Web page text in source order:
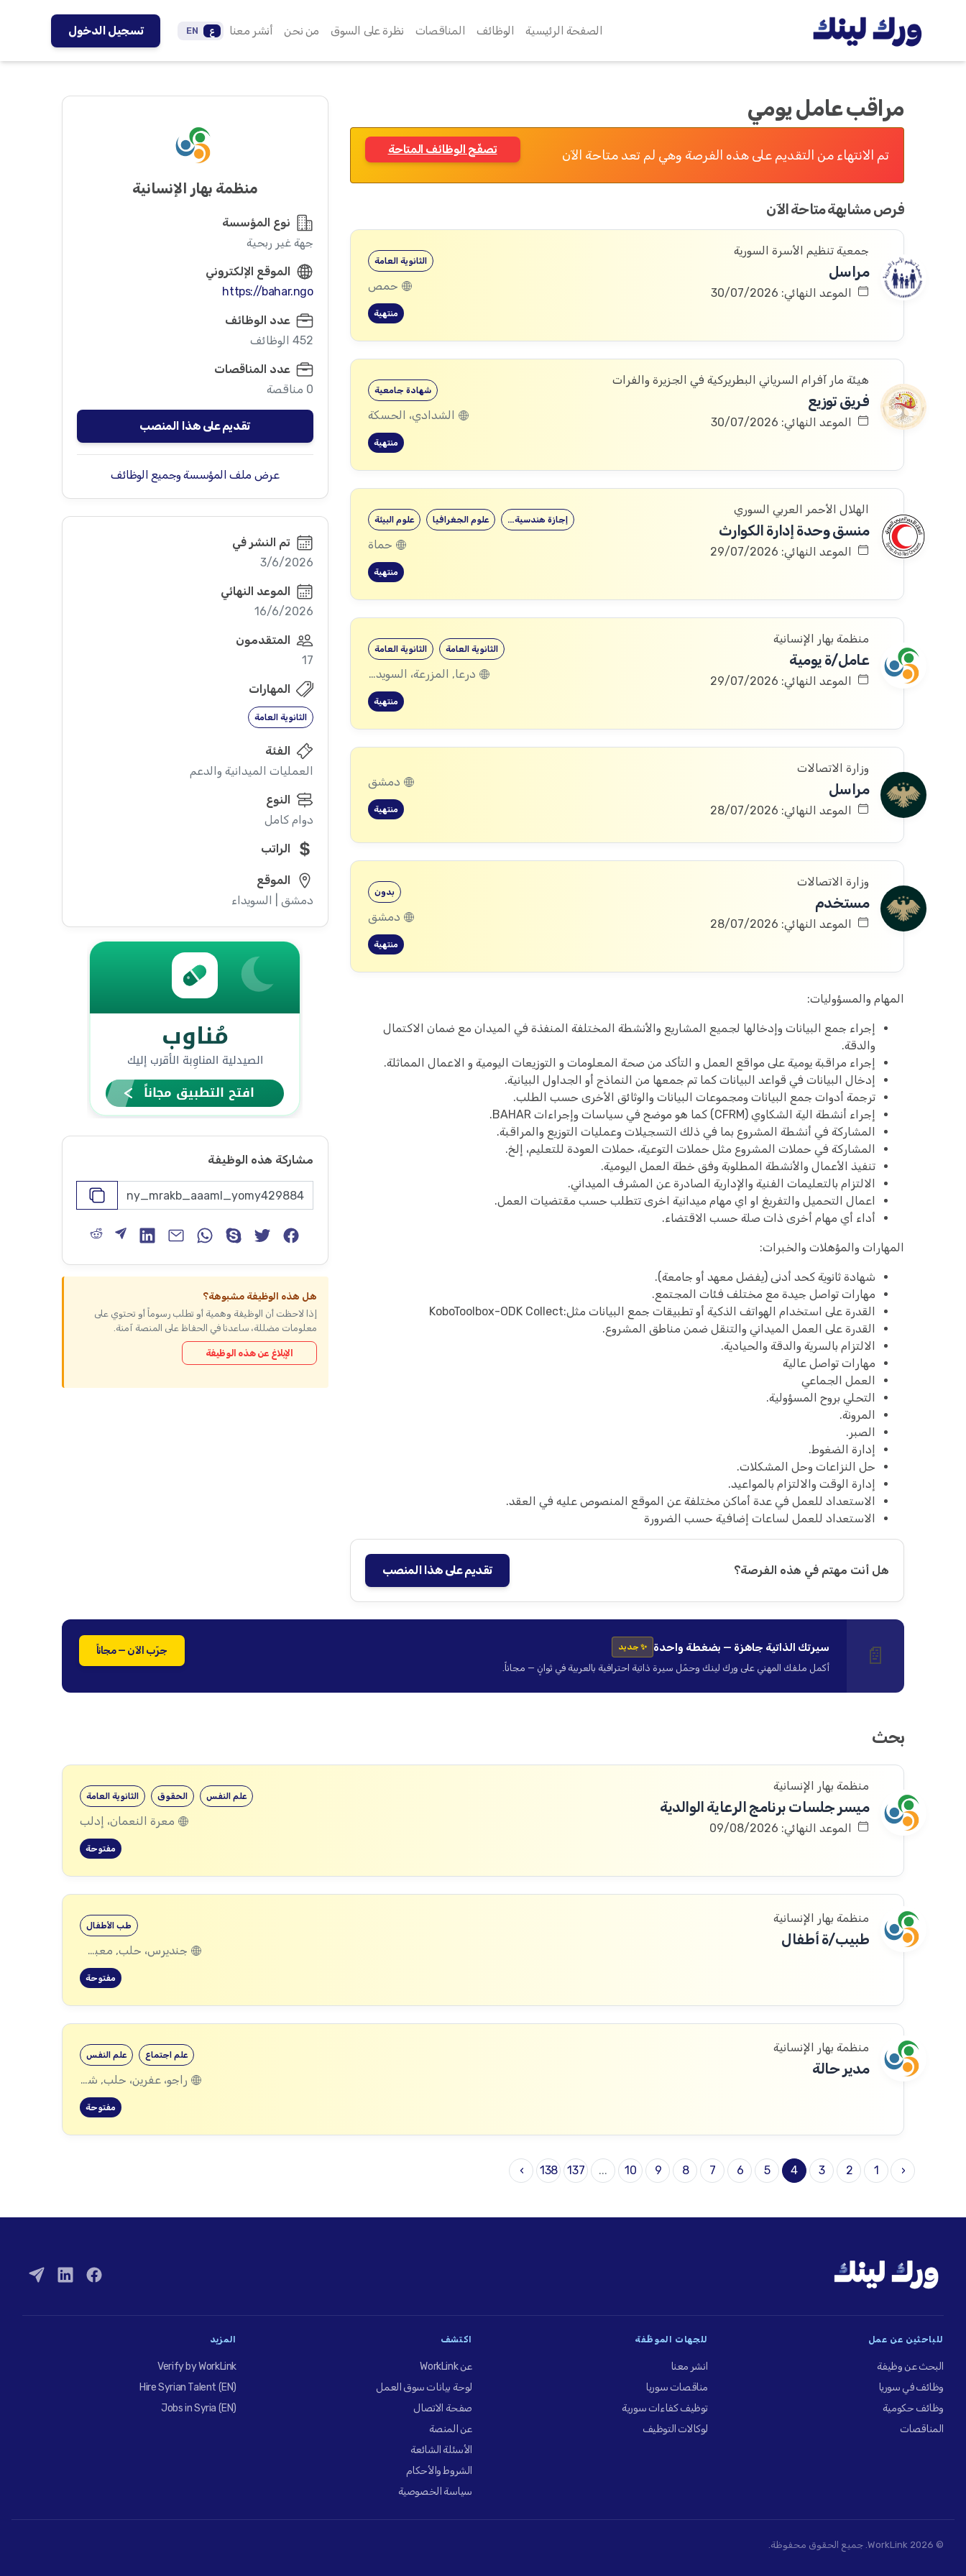
الصفحة الرئيسية الوظائف المناقصات نظرة على السوق من نحن أنشر معنا ع EN تسجيل الدخول
مراقب عامل يومي
تم الانتهاء من التقديم على هذه الفرصة وهي لم تعد متاحة الآن تصفّح الوظائف المتاحة
فرص مشابهة متاحة الآن
جمعية تنظيم الأسرة السورية
مراسل
الموعد النهائي: 30/07/2026
الثانوية العامة
حمص
منتهية
هيئة مار آفرام السرياني البطريركية في الجزيرة والفرات
فريق توزيع
الموعد النهائي: 30/07/2026
شهادة جامعية
الشدادي، الحسكة
منتهية
الهلال الأحمر العربي السوري
منسق وحدة إدارة الكوارث
الموعد النهائي: 29/07/2026
علوم البيئة علوم الجغرافيا إجازة هندسية…
حماة
منتهية
منظمة بهار الإنسانية
عامل/ة يومية
الموعد النهائي: 29/07/2026
الثانوية العامة الثانوية العامة
درعا, المزرعة، السويداء
منتهية
وزارة الاتصالات
مراسل
الموعد النهائي: 28/07/2026
دمشق
منتهية
وزارة الاتصالات
مستخدم
الموعد النهائي: 28/07/2026
بدون
دمشق
منتهية
المهام والمسؤوليات:
إجراء جمع البيانات وإدخالها لجميع المشاريع والأنشطة المختلفة المنفذة في الميدان مع ضمان الاكتمال
والدقة.
إجراء مراقبة يومية على مواقع العمل و التأكد من صحة المعلومات و التوزيعات اليومية و الاعمال المماثلة.
إدخال البيانات في قواعد البيانات كما تم جمعها من النماذج أو الجداول البيانية.
ترجمة أدوات جمع البيانات ومجموعات البيانات والوثائق الأخرى حسب الطلب.
إجراء أنشطة الية الشكاوي (CFRM) كما هو موضح في سياسات وإجراءات BAHAR.
المشاركة في أنشطة المشروع بما في ذلك التسجيلات وعمليات التوزيع والمراقبة.
المشاركة في حملات المشروع مثل حملات التوعية، حملات العودة للتعليم، إلخ.
تنفيذ الأعمال والأنشطة المطلوبة وفق خطة العمل اليومية.
الالتزام بالتعليمات الفنية والإدارية الصادرة عن المشرف الميداني.
اعمال التحميل والتفريغ او اي مهام ميدانية اخرى تتطلب حسب مقتضيات العمل.
أداء أي مهام أخرى ذات صلة حسب الاقتضاء.
المهارات والمؤهلات والخبرات:
شهادة ثانوية كحد أدنى (يفضل معهد أو جامعة).
مهارات تواصل جيدة مع مختلف فئات المجتمع.
القدرة على استخدام الهواتف الذكية أو تطبيقات جمع البيانات مثل:KoboToolbox-ODK Collect
القدرة على العمل الميداني والتنقل ضمن مناطق المشروع.
الالتزام بالسرية والدقة والحيادية.
مهارات تواصل عالية
العمل الجماعي
التحلي بروح المسؤولية.
المرونة.
الصبر.
إدارة الضغوط.
حل النزاعات وحل المشكلات.
إدارة الوقت والالتزام بالمواعيد.
الاستعداد للعمل في عدة أماكن مختلفة عن الموقع المنصوص عليه في العقد.
الاستعداد للعمل لساعات إضافية حسب الضرورة
هل أنت مهتم في هذه الفرصة؟ تقديم على هذا المنصب
منظمة بهار الإنسانية
نوع المؤسسة
جهة غير ربحية
الموقع الإلكتروني
https://bahar.ngo
عدد الوظائف
452 الوظائف
عدد المناقصات
0 مناقصة
تقديم على هذا المنصب
عرض ملف المؤسسة وجميع الوظائف
تم النشر في
3/6/2026
الموعد النهائي
16/6/2026
المتقدمون
17
المهارات
الثانوية العامة
الفئة
العمليات الميدانية والدعم
النوع
دوام كامل
الراتب
الموقع
دمشق | السويداء
مشاركة هذه الوظيفة
هل هذه الوظيفة مشبوهة؟
إذا لاحظت أن الوظيفة وهمية أو تطلب رسوماً أو تحتوي على
معلومات مضللة، ساعدنا في الحفاظ على المنصة آمنة.
الإبلاغ عن هذه الوظيفة
📄 سيرتك الذاتية جاهزة — بضغطة واحدة ✨ جديد
أكمل ملفك المهني على ورك لينك وحمّل سيرة ذاتية احترافية بالعربية في ثوانٍ — مجاناً.
جرّب الآن — مجاناً
بحث
منظمة بهار الإنسانية
ميسر جلسات برنامج الرعاية الوالدية
الموعد النهائي: 09/08/2026
الثانوية العامة الحقوق علم النفس
معرة النعمان، إدلب
مفتوحة
منظمة بهار الإنسانية
طبيب/ة أطفال
طب الأطفال
جنديرس، حلب, معبطلي، حلب
مفتوحة
منظمة بهار الإنسانية
مدير حالة
علم النفس علم اجتماع
راجو، عفرين، حلب, شيخ الحديد، حلب
مفتوحة
‹
1
2
3
4
5
6
7
8
9
10
...
137
138
›
للباحثين عن عمل
البحث عن وظيفة
وظائف في سوريا
وظائف حكومية
المناقصات
للجهات الموظِّفة
انشر معنا
مناقصات سوريا
توظيف كفاءات سورية
لوكالات التوظيف
اكتشف
عن WorkLink
لوحة بيانات سوق العمل
صفحة الاتصال
عن المنصة
الأسئلة الشائعة
الشروط والأحكام
سياسة الخصوصية
المزيد
Verify by WorkLink
Hire Syrian Talent (EN)
Jobs in Syria (EN)
© 2026 WorkLink. جميع الحقوق محفوظة.